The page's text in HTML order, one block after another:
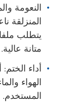
النعومة
المنزلقة
يتطلب
متانة عالية.
أداء
الهواء
المستخدم.